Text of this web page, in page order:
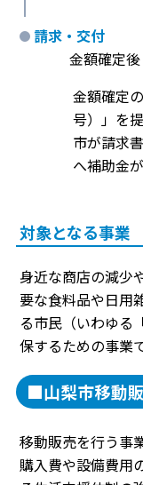
請求・交付
金額確定後
金額確定
号）」を
市が請求
へ補助金
対象となる事業
身近な商店の減少
要な食料品や日用
る市民（いわゆる
保するための事業で
■山梨市移動
移動販売を行う事
購入費や設備費用